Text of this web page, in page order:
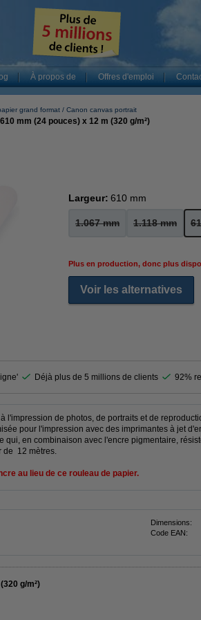
À propos de Offres d'emploi
grand format Canon canvas portrait
mm (24 pouces) x 12 m (320 g/m²)
Largeur: 610 mm
1.067 mm 1.118 mm
Plus en production, donc plus
Voir les alternatives
Déjà plus de 5 millions de clients 92%
l'impression de photos, de portraits et de
pour l'impression avec des imprimantes à jet
en combinaison avec l'encre pigmentaire,
de 12 mètres.
au lieu de ce rouleau de papier.
Dimensions:
Code EAN:
g/m²)